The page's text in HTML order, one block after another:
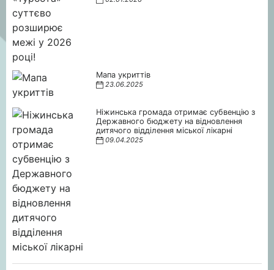
Мапа укриттів
23.06.2025
Ніжинська громада отримає субвенцію з
Державного бюджету на відновлення
дитячого відділення міської лікарні
09.04.2025